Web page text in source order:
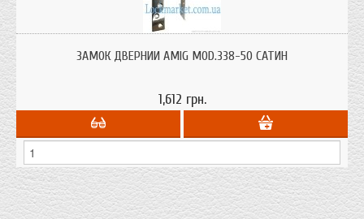
ригеля під циліндр, броні накладку від іспанського виробника.
ЗАМОК ДВЕРНИЙ AMIG MOD.338-50 САТИН
1,612 грн.